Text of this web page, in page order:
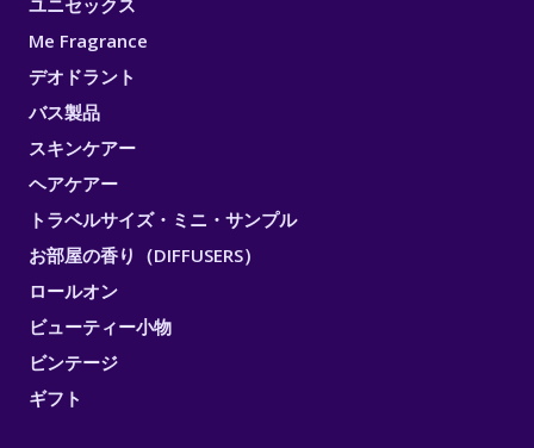
ユニセックス
Me Fragrance
デオドラント
バス製品
スキンケアー
ヘアケアー
トラベルサイズ・ミニ・サンプル
お部屋の香り（DIFFUSERS）
ロールオン
ビューティー小物
ビンテージ
ギフト